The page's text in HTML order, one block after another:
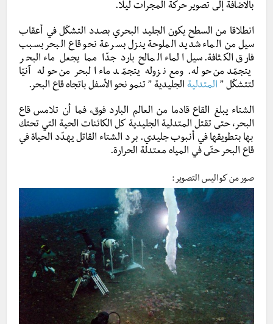
بالاضافة إلى تصوير حركة المجرات ليلا.
انطلاقا من السطح يكون الجليد البحري بصدد التشكّل في أعقاب
سيل من الماء شديد الملوحة ينزل بسرعة نحو قاع البحر بسبب
فارق الكثافة. سيل الماء المالح بارد جدّا مما يجعل ماء البحر
يتجمّد من حوله. ومع نزوله يتجمّد ماء البحر من حوله آنيّا
لتتشكّل ” المتدلية الجليدية ” تنمو نحو الأسفل باتجاه قاع البحر.
الشتاء يبلغ القاع قادما من العالم البارد فوق، فما أن تلامس قاع
البحر، حتى تقتل المتدلية الجليدية كل الكائنات الحية التي تحتك
بها بتطويقها في أنبوب جليدي. برد الشتاء القاتل يهدّد الحياة في
قاع البحر حتّى في المياه معتدلة الحرارة.
صور من كواليس التصوير: